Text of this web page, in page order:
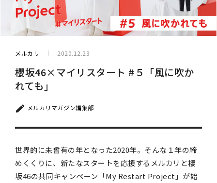
メルカリ 2020.12.23
櫻坂46×マイリスタート #５「風に吹か
れても」
メルカリマガジン編集部
世界的に未曾有の年となった2020年。そんな１年の締
めくくりに、新たなスタートを応援するメルカリと櫻
坂46の共同キャンペーン「My Restart Project」が始